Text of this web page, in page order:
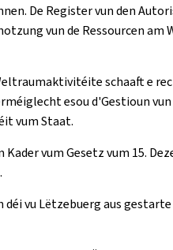
De Register vun den
vun de Ressourcen am
schaaft e
esou d'Gestioun
vum Staat.
Kader vum Gesetz vum 15.
déi vu Lëtzebuerg aus